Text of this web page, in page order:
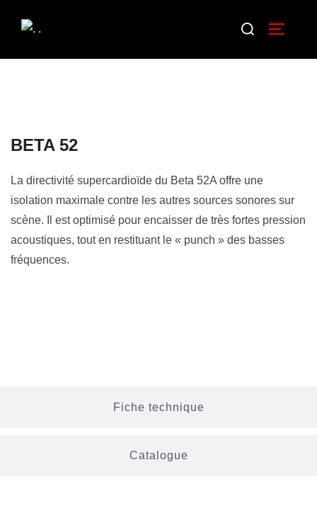
BETA 52
La directivité supercardioïde du Beta 52A offre une
isolation maximale contre les autres sources sonores sur
scène. Il est optimisé pour encaisser de très fortes pression
acoustiques, tout en restituant le « punch » des basses
fréquences.
Fiche technique
Catalogue